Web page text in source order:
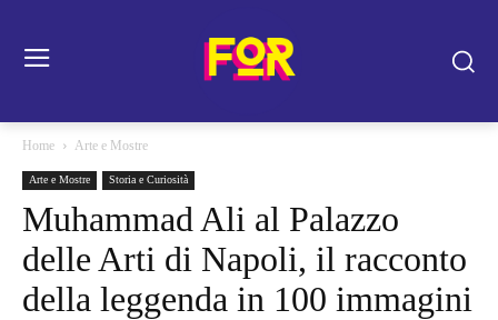
Home Arte e Mostre
Arte e Mostre Storia e Curiosità
Muhammad Ali al Palazzo
delle Arti di Napoli, il racconto
della leggenda in 100 immagini